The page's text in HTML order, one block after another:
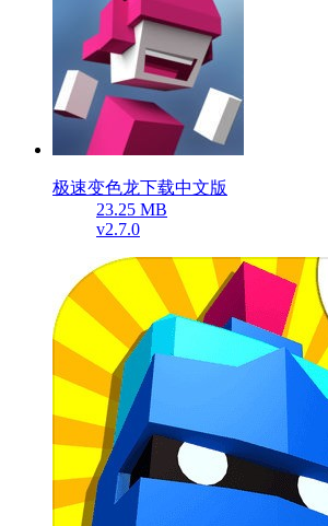
极速变色龙下载中文版
23.25 MB
v2.7.0